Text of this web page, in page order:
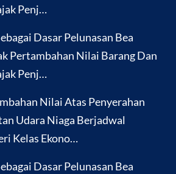
Penj…
Dasar Pelunasan Bea
Pertambahan Nilai Barang Dan
Penj…
Nilai Atas Penyerahan
Udara Niaga Berjadwal
Kelas Ekono…
Dasar Pelunasan Bea